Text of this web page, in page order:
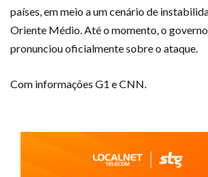
países, em meio a um cenário de
Oriente Médio. Até o momento, o
pronunciou oficialmente sobre o ataque.
Com informações G1 e CNN.